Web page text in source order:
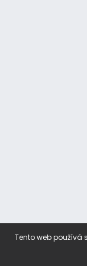
Tento web používá